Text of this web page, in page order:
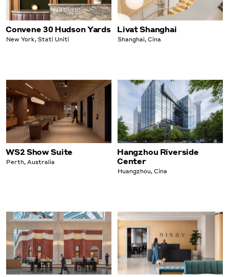
Convene 30 Hudson Yards
New York, Stati Uniti
Livat Shanghai
Shanghai, Cina
WS2 Show Suite
Perth, Australia
Hangzhou Riverside
Center
Huangzhou, Cina